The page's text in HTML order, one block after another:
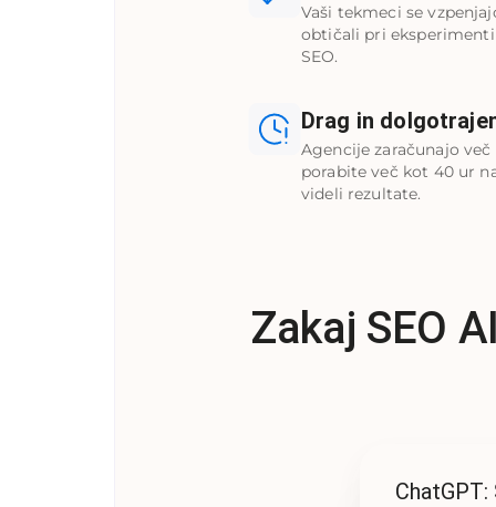
Vaši tekmeci se
obtičali pri
SEO.
Drag in
Agencije zaračunajo
porabite več kot 40 ur
videli rezultate.
Zakaj SEO